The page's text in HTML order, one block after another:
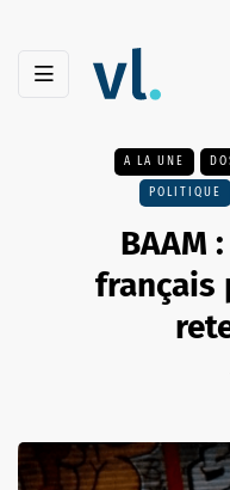
A LA UNE
POLITIQUE
BAAM
français